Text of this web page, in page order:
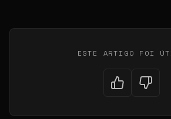
ESTE ARTIGO FOI